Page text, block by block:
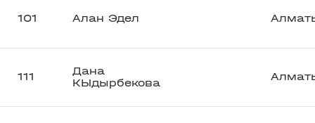
101 Алан Эдел
111
Дана
КЫдырбекова